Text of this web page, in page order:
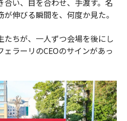
合い、目を合わせ、手渡す。名
伸びる瞬間を、何度か見た。
ちが、一人ずつ会場を後にし
ラーリのCEOのサインがあっ